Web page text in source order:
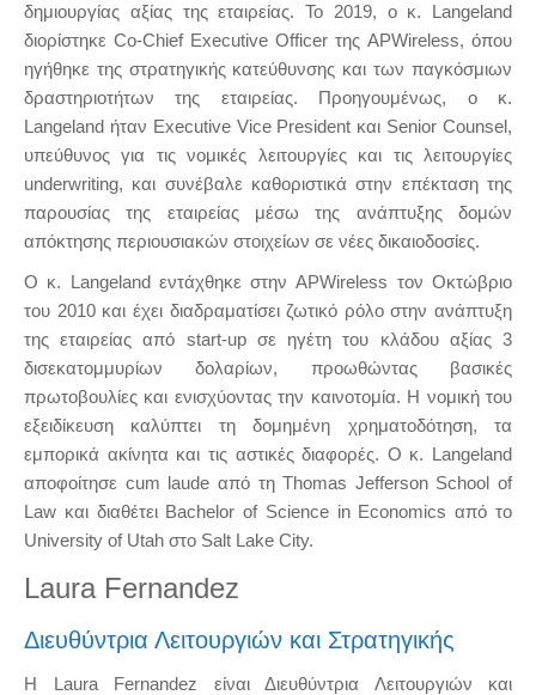
δημιουργίας αξίας της εταιρείας. Το 2019, ο κ. Langeland
διορίστηκε Co-Chief Executive Officer της APWireless, όπου
ηγήθηκε της στρατηγικής κατεύθυνσης και των παγκόσμιων
δραστηριοτήτων της εταιρείας. Προηγουμένως, ο κ.
Langeland ήταν Executive Vice President και Senior Counsel,
υπεύθυνος για τις νομικές λειτουργίες και τις λειτουργίες
underwriting, και συνέβαλε καθοριστικά στην επέκταση της
παρουσίας της εταιρείας μέσω της ανάπτυξης δομών
απόκτησης περιουσιακών στοιχείων σε νέες δικαιοδοσίες.
Ο κ. Langeland εντάχθηκε στην APWireless τον Οκτώβριο
του 2010 και έχει διαδραματίσει ζωτικό ρόλο στην ανάπτυξη
της εταιρείας από start-up σε ηγέτη του κλάδου αξίας 3
δισεκατομμυρίων δολαρίων, προωθώντας βασικές
πρωτοβουλίες και ενισχύοντας την καινοτομία. Η νομική του
εξειδίκευση καλύπτει τη δομημένη χρηματοδότηση, τα
εμπορικά ακίνητα και τις αστικές διαφορές. Ο κ. Langeland
αποφοίτησε cum laude από τη Thomas Jefferson School of
Law και διαθέτει Bachelor of Science in Economics από το
University of Utah στο Salt Lake City.
Laura Fernandez
Διευθύντρια Λειτουργιών και Στρατηγικής
Η Laura Fernandez είναι Διευθύντρια Λειτουργιών και